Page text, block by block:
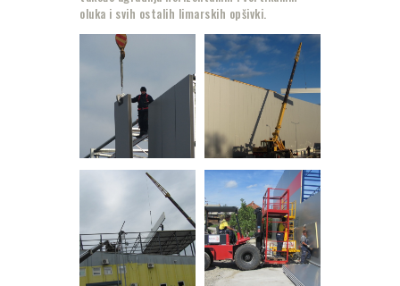
oluka i svih ostalih limarskih opšivki.